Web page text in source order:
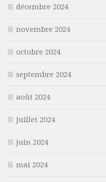
décembre 2024
novembre 2024
octobre 2024
septembre 2024
août 2024
juillet 2024
juin 2024
mai 2024